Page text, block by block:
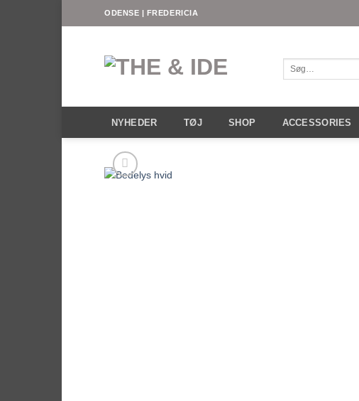
ODENSE | FREDERICIA
efter:
NYHEDER TØJ SHOP ACCESSORIES